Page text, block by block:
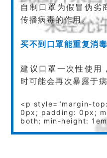
自制口罩为假冒伪劣
传播病毒的作用。
买不到口罩能重复消
建议口罩一次性使用
时可能会再次暴露于
<p style="margin-
0px; padding: 0px;
both; min-height: